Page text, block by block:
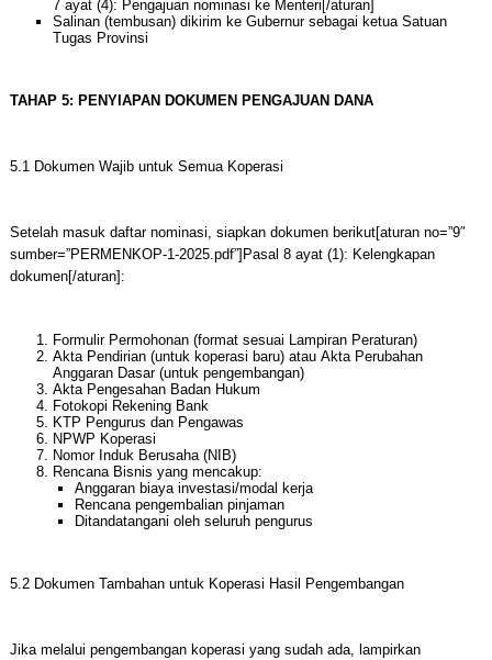
7 ayat (4): Pengajuan nominasi ke Menteri[/aturan]
Salinan (tembusan) dikirim ke Gubernur sebagai ketua Satuan
Tugas Provinsi
TAHAP 5: PENYIAPAN DOKUMEN PENGAJUAN DANA
5.1 Dokumen Wajib untuk Semua Koperasi
Setelah masuk daftar nominasi, siapkan dokumen berikut[aturan no=”9″
sumber=”PERMENKOP-1-2025.pdf”]Pasal 8 ayat (1): Kelengkapan
dokumen[/aturan]:
Formulir Permohonan (format sesuai Lampiran Peraturan)
Akta Pendirian (untuk koperasi baru) atau Akta Perubahan
Anggaran Dasar (untuk pengembangan)
Akta Pengesahan Badan Hukum
Fotokopi Rekening Bank
KTP Pengurus dan Pengawas
NPWP Koperasi
Nomor Induk Berusaha (NIB)
Rencana Bisnis yang mencakup:
Anggaran biaya investasi/modal kerja
Rencana pengembalian pinjaman
Ditandatangani oleh seluruh pengurus
5.2 Dokumen Tambahan untuk Koperasi Hasil Pengembangan
Jika melalui pengembangan koperasi yang sudah ada, lampirkan